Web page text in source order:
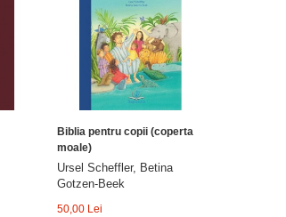
Biblia pentru copii (coperta
moale)
Ursel Scheffler, Betina
Gotzen-Beek
50,00 Lei